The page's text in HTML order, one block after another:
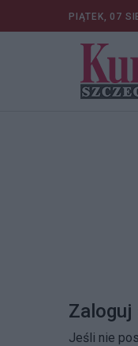
PIĄTEK, 07
Zaloguj
Jeśli nie